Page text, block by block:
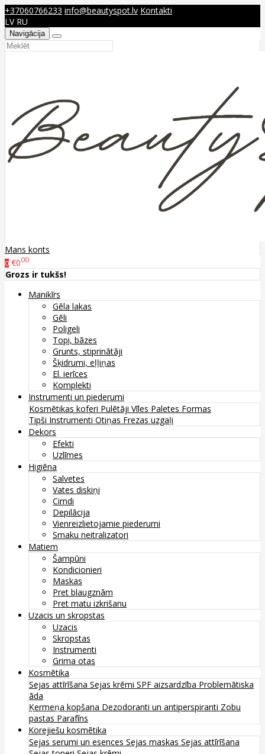
+37060766233 info@beautyspot.lv Kontakti
LV RU
Navigācija
Mans konts
0 €000
Grozs ir tukšs!
Manikīrs
Gēla lakas
Gēli
Poligeli
Topi, bāzes
Grunts, stiprinātāji
Šķidrumi, eļļiņas
El. ierīces
Komplekti
Instrumenti un piederumi
Kosmētikas koferi Pulētāji Vīles Paletes Formas
Tipši Instrumenti Otiņas Frezas uzgaļi
Dekors
Efekti
Uzlīmes
Higiēna
Salvetes
Vates diskiņi
Cimdi
Depilācija
Vienreizlietojamie piederumi
Smaku neitralizatori
Matiem
Šampūni
Kondicionieri
Maskas
Pret blaugznām
Pret matu izkrišanu
Uzacis un skropstas
Uzacis
Skropstas
Instrumenti
Grima otas
Kosmētika
Sejas attīrīšana Sejas krēmi SPF aizsardzība Problemātiska
āda
Ķermeņa kopšana Dezodoranti un antiperspiranti Zobu
pastas Parafīns
Korejiešu kosmētika
Sejas serumi un esences Sejas maskas Sejas attīrīšana